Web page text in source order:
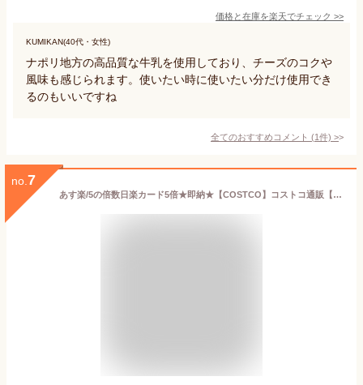
価格と在庫を楽天でチェック >>
KUMIKAN(40代・女性)
ナポリ地方の高品質な牛乳を使用しており、チーズのコクや
風味も感じられます。使いたい時に使いたい分だけ使用でき
るのもいいですね
全てのおすすめコメント (1件) >
no. 7
あす楽/5の倍数日楽カード5倍★即納★【COSTCO】コストコ通販【SOLLEONE】モッツァレラチーズ 1kg(1粒5g)（要冷凍）